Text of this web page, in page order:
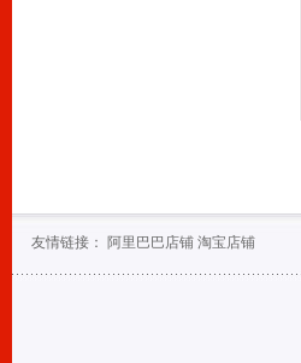
友情链接： 阿里巴巴店铺 淘宝店铺